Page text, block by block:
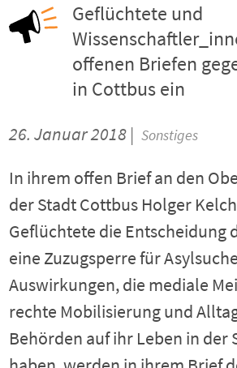
Geflüchtete und
offenen Briefen
in Cottbus ein
26. Januar 2018 | Sonstiges
In ihrem offen Brief an den
der Stadt Cottbus Holger
Geflüchtete die Entscheidung
eine Zuzugsperre für
Auswirkungen, die mediale
rechte Mobilisierung und
Behörden auf ihr Leben in der